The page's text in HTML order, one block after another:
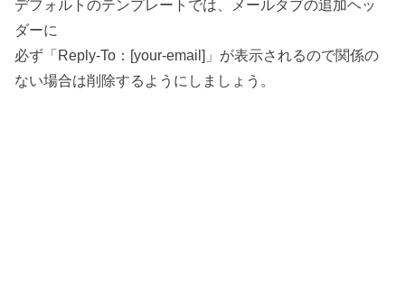
デフォルトのテンプレートでは、メールタブの追加ヘッ
ダーに
必ず「Reply-To：[your-email]」が表示されるので関係の
ない場合は削除するようにしましょう。